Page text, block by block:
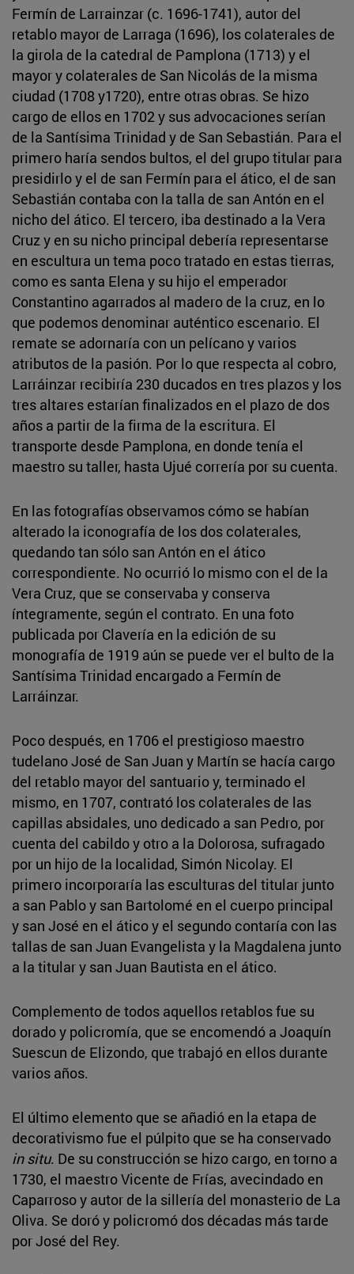
Fermín de Larrainzar (c. 1696-1741), autor del
retablo mayor de Larraga (1696), los colaterales de
la girola de la catedral de Pamplona (1713) y el
mayor y colaterales de San Nicolás de la misma
ciudad (1708 y1720), entre otras obras. Se hizo
cargo de ellos en 1702 y sus advocaciones serían
de la Santísima Trinidad y de San Sebastián. Para el
primero haría sendos bultos, el del grupo titular para
presidirlo y el de san Fermín para el ático, el de san
Sebastián contaba con la talla de san Antón en el
nicho del ático. El tercero, iba destinado a la Vera
Cruz y en su nicho principal debería representarse
en escultura un tema poco tratado en estas tierras,
como es santa Elena y su hijo el emperador
Constantino agarrados al madero de la cruz, en lo
que podemos denominar auténtico escenario. El
remate se adornaría con un pelícano y varios
atributos de la pasión. Por lo que respecta al cobro,
Larráinzar recibiría 230 ducados en tres plazos y los
tres altares estarían finalizados en el plazo de dos
años a partir de la firma de la escritura. El
transporte desde Pamplona, en donde tenía el
maestro su taller, hasta Ujué correría por su cuenta.
En las fotografías observamos cómo se habían
alterado la iconografía de los dos colaterales,
quedando tan sólo san Antón en el ático
correspondiente. No ocurrió lo mismo con el de la
Vera Cruz, que se conservaba y conserva
íntegramente, según el contrato. En una foto
publicada por Clavería en la edición de su
monografía de 1919 aún se puede ver el bulto de la
Santísima Trinidad encargado a Fermín de
Larráinzar.
Poco después, en 1706 el prestigioso maestro
tudelano José de San Juan y Martín se hacía cargo
del retablo mayor del santuario y, terminado el
mismo, en 1707, contrató los colaterales de las
capillas absidales, uno dedicado a san Pedro, por
cuenta del cabildo y otro a la Dolorosa, sufragado
por un hijo de la localidad, Simón Nicolay. El
primero incorporaría las esculturas del titular junto
a san Pablo y san Bartolomé en el cuerpo principal
y san José en el ático y el segundo contaría con las
tallas de san Juan Evangelista y la Magdalena junto
a la titular y san Juan Bautista en el ático.
Complemento de todos aquellos retablos fue su
dorado y policromía, que se encomendó a Joaquín
Suescun de Elizondo, que trabajó en ellos durante
varios años.
El último elemento que se añadió en la etapa de
decorativismo fue el púlpito que se ha conservado
in situ. De su construcción se hizo cargo, en torno a
1730, el maestro Vicente de Frías, avecindado en
Caparroso y autor de la sillería del monasterio de La
Oliva. Se doró y policromó dos décadas más tarde
por José del Rey.